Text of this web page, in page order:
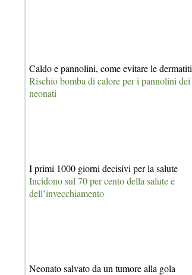
Caldo e pannolini, come evitare le dermatiti
Rischio bomba di calore per i pannolini dei
neonati
I primi 1000 giorni decisivi per la salute
Incidono sul 70 per cento della salute e
dell’invecchiamento
Neonato salvato da un tumore alla gola